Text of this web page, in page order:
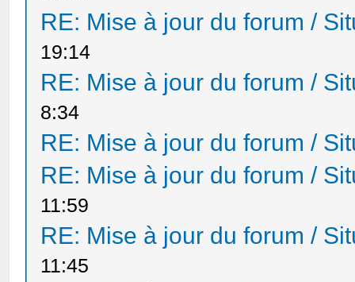
RE: Mise à jour du forum /
19:14
RE: Mise à jour du forum /
8:34
RE: Mise à jour du forum /
RE: Mise à jour du forum /
11:59
RE: Mise à jour du forum /
11:45